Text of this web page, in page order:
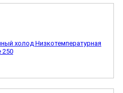
холод Низкотемпературная
250